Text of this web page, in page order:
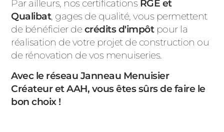
Par ailleurs, nos certifications RGE et
Qualibat, gages de qualité, vous permettent
de bénéficier decrédits d'impôt pour la
réalisation de votre projet de construction ou
de rénovation de vos menuiseries.
Avec le réseau Janneau Menuisier
Créateur et AAH, vous êtes sûrs de faire le
bon choix !